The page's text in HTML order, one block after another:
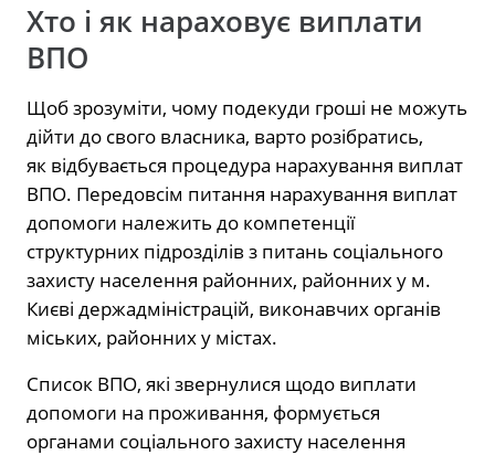
Хто і як нараховує виплати
ВПО
Щоб зрозуміти, чому подекуди гроші не можуть
дійти до свого власника, варто розібратись,
як відбувається процедура нарахування виплат
ВПО. Передовсім питання нарахування виплат
допомоги належить до компетенції
структурних підрозділів з питань соціального
захисту населення районних, районних у м.
Києві держадміністрацій, виконавчих органів
міських, районних у містах.
Список ВПО, які звернулися щодо виплати
допомоги на проживання, формується
органами соціального захисту населення